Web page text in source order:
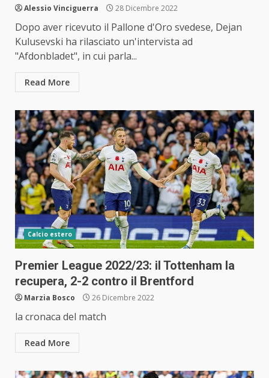
Alessio Vinciguerra 28 Dicembre 2022
Dopo aver ricevuto il Pallone d'Oro svedese, Dejan
Kulusevski ha rilasciato un'intervista ad
"Afdonbladet", in cui parla...
Read More
Calcio estero
Premier League 2022/23: il Tottenham la
recupera, 2-2 contro il Brentford
Marzia Bosco 26 Dicembre 2022
la cronaca del match
Read More